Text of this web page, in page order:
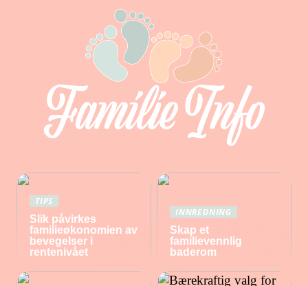
TIPS
Slik påvirkes
familieøkonomien av
bevegelser i
rentenivået
INNREDNING
Skap et
familievennlig
baderom